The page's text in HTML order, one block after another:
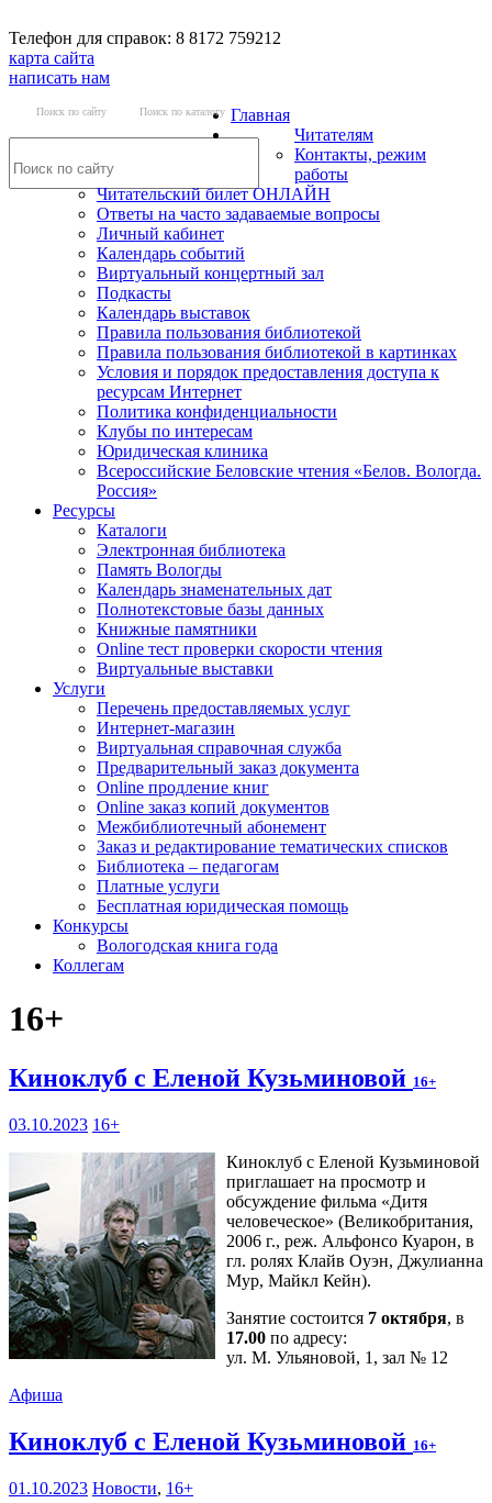
Телефон для справок: 8 8172 759212
карта сайта
написать нам
Поиск по сайту Поиск по каталогу Главная
Читателям
Контакты, режим
работы
Читательский билет ОНЛАЙН
Ответы на часто задаваемые вопросы
Личный кабинет
Календарь событий
Виртуальный концертный зал
Подкасты
Календарь выставок
Правила пользования библиотекой
Правила пользования библиотекой в картинках
Условия и порядок предоставления доступа к
ресурсам Интернет
Политика конфиденциальности
Клубы по интересам
Юридическая клиника
Всероссийские Беловские чтения «Белов. Вологда.
Россия»
Ресурсы
Каталоги
Электронная библиотека
Память Вологды
Календарь знаменательных дат
Полнотекстовые базы данных
Книжные памятники
Online тест проверки скорости чтения
Виртуальные выставки
Услуги
Перечень предоставляемых услуг
Интернет-магазин
Виртуальная справочная служба
Предварительный заказ документа
Online продление книг
Online заказ копий документов
Межбиблиотечный абонемент
Заказ и редактирование тематических списков
Библиотека – педагогам
Платные услуги
Бесплатная юридическая помощь
Конкурсы
Вологодская книга года
Коллегам
16+
Киноклуб с Еленой Кузьминовой 16+
03.10.2023 16+
Киноклуб с Еленой Кузьминовой
приглашает на просмотр и
обсуждение фильма «Дитя
человеческое» (Великобритания,
2006 г., реж. Альфонсо Куарон, в
гл. ролях Клайв Оуэн, Джулианна
Мур, Майкл Кейн).
Занятие состоится 7 октября, в
17.00 по адресу:
ул. М. Ульяновой, 1, зал № 12
Афиша
Киноклуб с Еленой Кузьминовой 16+
01.10.2023 Новости, 16+